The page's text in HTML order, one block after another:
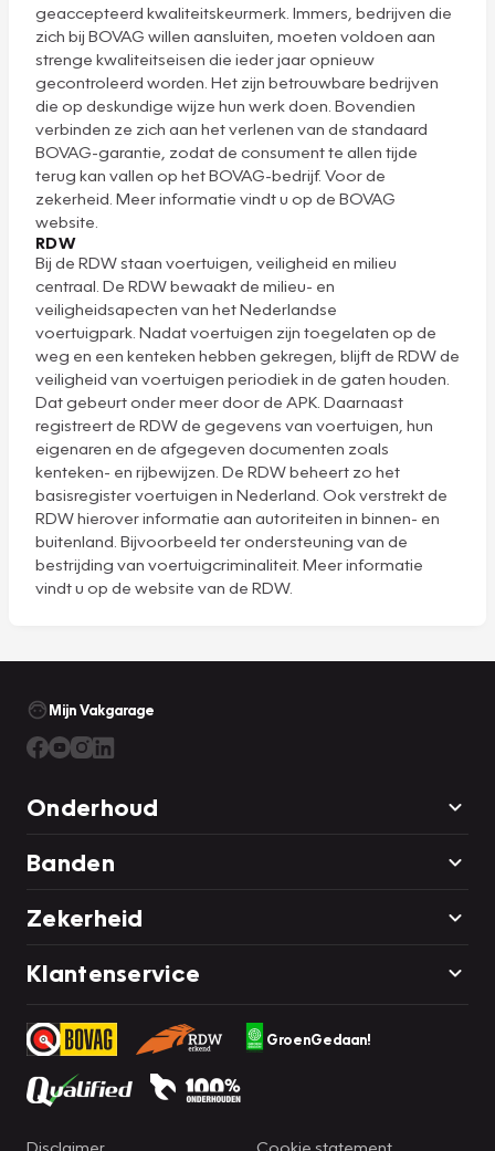
geaccepteerd kwaliteitskeurmerk. Immers, bedrijven die
zich bij BOVAG willen aansluiten, moeten voldoen aan
strenge kwaliteitseisen die ieder jaar opnieuw
gecontroleerd worden. Het zijn betrouwbare bedrijven
die op deskundige wijze hun werk doen. Bovendien
verbinden ze zich aan het verlenen van de standaard
BOVAG-garantie, zodat de consument te allen tijde
terug kan vallen op het BOVAG-bedrijf. Voor de
zekerheid. Meer informatie vindt u op de BOVAG
website
RDW
Bij de RDW staan voertuigen, veiligheid en milieu
centraal. De RDW bewaakt de milieu- en
veiligheidsapecten van het Nederlandse
voertuigpark. Nadat voertuigen zijn toegelaten op de
weg en een kenteken hebben gekregen, blijft de RDW de
veiligheid van voertuigen periodiek in de gaten houden.
Dat gebeurt onder meer door de APK. Daarnaast
registreert de RDW de gegevens van voertuigen, hun
eigenaren en de afgegeven documenten zoals
kenteken- en rijbewijzen. De RDW beheert zo het
basisregister voertuigen in Nederland. Ook verstrekt de
RDW hierover informatie aan autoriteiten in binnen- en
buitenland. Bijvoorbeeld ter ondersteuning van de
bestrijding van voertuigcriminaliteit. Meer informatie
vindt u op de website van de RDW.
Mijn Vakgarage
Onderhoud
Banden
Zekerheid
Klantenservice
GroenGedaan!
Disclaimer Cookie statement